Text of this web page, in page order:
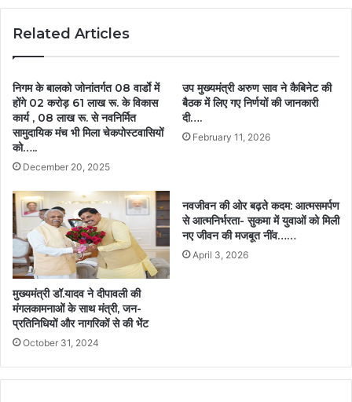
Related Articles
निगम के बालको जोनांतर्गत 08 वार्डाे में
होंगे 02 करोड़ 61 लाख रू. के विकास
कार्य , 08 लाख रू. से नवनिर्मित
सामुदायिक मंच भी मिला चेकपोस्टवासियों
को…..
December 20, 2025
उप मुख्यमंत्री अरुण साव ने कैबिनेट की
बैठक में लिए गए निर्णयों की जानकारी
दी….
February 11, 2026
मुख्यमंत्री डॉ.यादव ने दीपावली की
मंगलकामनाओं के साथ मंत्री, जन-
प्रतिनिधियों और नागरिकों से की भेंट
October 31, 2024
नवजीवन की ओर बढ़ते कदम: आत्मसमर्पण
से आत्मनिर्भरता- सुकमा में युवाओं को मिली
नए जीवन की मजबूत नींव……
April 3, 2026